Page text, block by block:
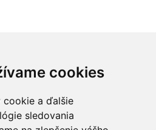
cookies
cookie a ďalšie
sledovania